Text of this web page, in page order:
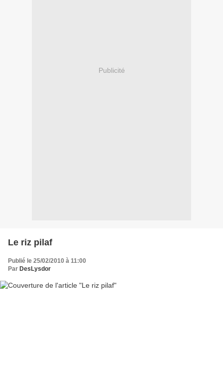
Publicité
Le riz pilaf
Publié le 25/02/2010 à 11:00
Par DesLysdor